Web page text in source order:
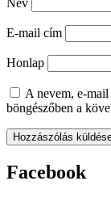
Név
E-mail cím
Honlap
A nevem, e-
böngészőben a
Facebook